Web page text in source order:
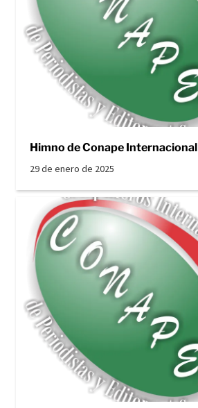
Himno de Conape Internacional
29 de enero de 2025